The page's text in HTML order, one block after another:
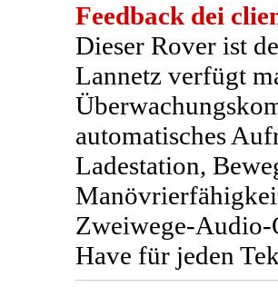
Feedback dei
Dieser Rover ist
Lannetz verfügt
automatisches
Ladestation,
Zweiwege-
Have für jeden